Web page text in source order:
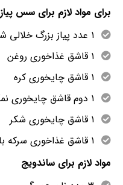
برای مواد لازم برای سس پیاز
۱ عدد پیاز بزرگ خلالی شده
۱ قاشق غذاخوری روغن
۱ قاشق چایخوری کره
۱ دوم قاشق چایخوری نمک
۱ قاشق چایخوری شکر
۱ قاشق غذاخوری سرکه بالزامیک
مواد لازم برای ساندویج